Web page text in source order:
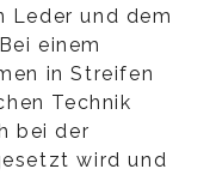
Leder und dem
einem
in Streifen
Technik
bei der
wird und